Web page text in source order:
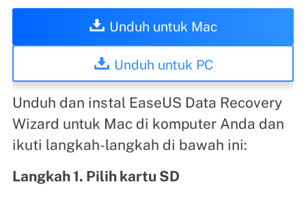
Unduh untuk Mac
Unduh untuk PC
Unduh dan instal EaseUS Data Recovery
Wizard untuk Mac di komputer Anda dan
ikuti langkah-langkah di bawah ini:
Langkah 1. Pilih kartu SD